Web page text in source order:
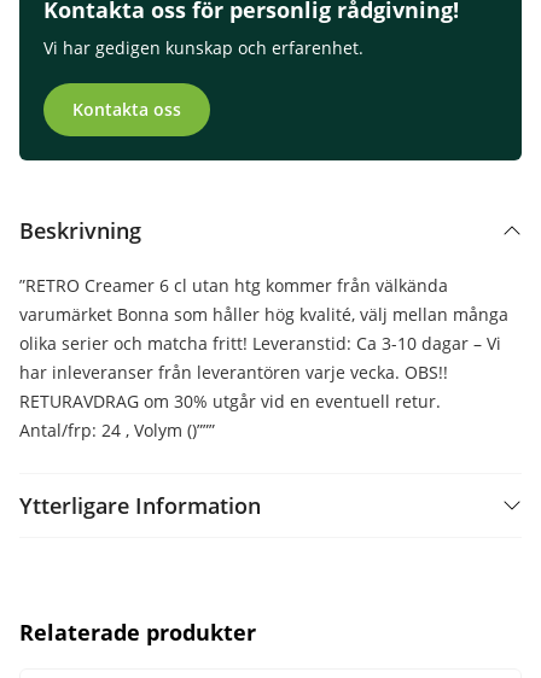
Kontakta oss för personlig rådgivning!
Vi har gedigen kunskap och erfarenhet.
Kontakta oss
Beskrivning
”RETRO Creamer 6 cl utan htg kommer från välkända
varumärket Bonna som håller hög kvalité, välj mellan många
olika serier och matcha fritt! Leveranstid: Ca 3-10 dagar – Vi
har inleveranser från leverantören varje vecka. OBS!!
RETURAVDRAG om 30% utgår vid en eventuell retur.
Antal/frp: 24 , Volym ()”””
Ytterligare Information
Relaterade produkter